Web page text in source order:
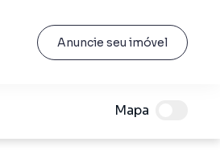
Anuncie seu imóvel
Mapa